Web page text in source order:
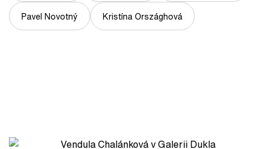
Pavel Novotný Kristína Országhová